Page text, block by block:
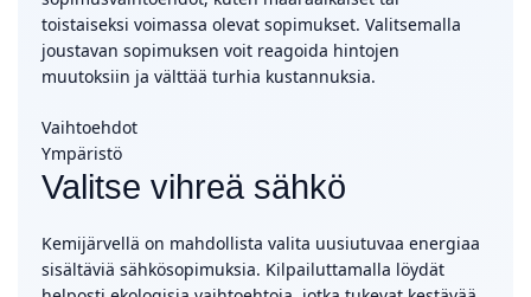
toistaiseksi voimassa olevat sopimukset. Valitsemalla
joustavan sopimuksen voit reagoida hintojen
muutoksiin ja välttää turhia kustannuksia.
Vaihtoehdot
Ympäristö
Valitse vihreä sähkö
Kemijärvellä on mahdollista valita uusiutuvaa energiaa
sisältäviä sähkösopimuksia. Kilpailuttamalla löydät